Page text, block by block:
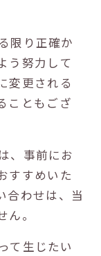
限り正確か
う努力して
変更される
こともござ
、事前にお
すすめいた
合わせは、当
。
て生じたい